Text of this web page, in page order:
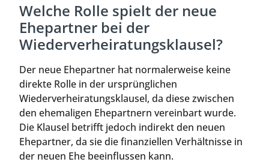
Welche Rolle spielt der neue
Ehepartner bei der
Wiederverheiratungsklausel?
Der neue Ehepartner hat normalerweise keine
direkte Rolle in der ursprünglichen
Wiederverheiratungsklausel, da diese zwischen
den ehemaligen Ehepartnern vereinbart wurde.
Die Klausel betrifft jedoch indirekt den neuen
Ehepartner, da sie die finanziellen Verhältnisse in
der neuen Ehe beeinflussen kann.